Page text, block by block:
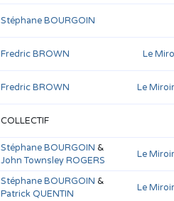
Stéphane BOURGOIN
Fredric BROWN Le
Fredric BROWN Le
COLLECTIF
Stéphane BOURGOIN &
John Townsley ROGERS
Le
Stéphane BOURGOIN &
Patrick QUENTIN
Le